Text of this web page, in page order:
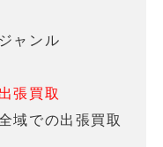
ャンル
張買取
域での出張買取